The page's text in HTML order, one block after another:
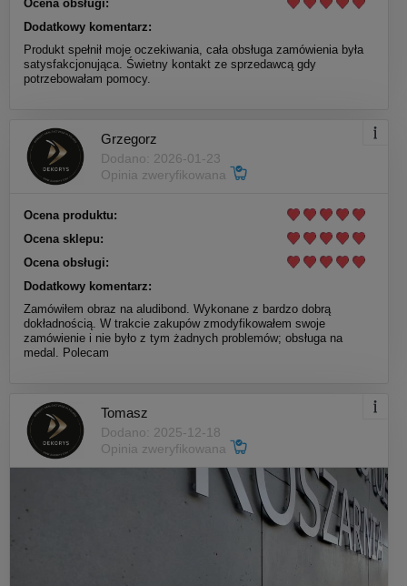
Ocena obsługi:
Dodatkowy komentarz:
Produkt spełnił moje oczekiwania, cała obsługa zamówienia była
satysfakcjonująca. Świetny kontakt ze sprzedawcą gdy
potrzebowałam pomocy.
Grzegorz
Dodano: 2026-01-23
Opinia zweryfikowana
Ocena produktu:
Ocena sklepu:
Ocena obsługi:
Dodatkowy komentarz:
Zamówiłem obraz na aludibond. Wykonane z bardzo dobrą
dokładnością. W trakcie zakupów zmodyfikowałem swoje
zamówienie i nie było z tym żadnych problemów; obsługa na
medal. Polecam
Tomasz
Dodano: 2025-12-18
Opinia zweryfikowana